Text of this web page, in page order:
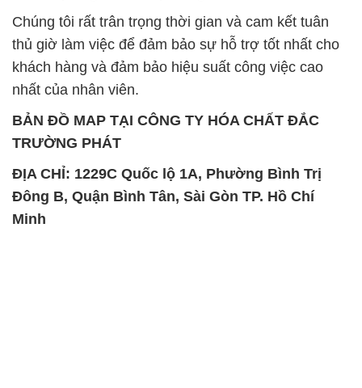
Chúng tôi rất trân trọng thời gian và cam kết tuân
thủ giờ làm việc để đảm bảo sự hỗ trợ tốt nhất cho
khách hàng và đảm bảo hiệu suất công việc cao
nhất của nhân viên.
BẢN ĐỒ MAP TẠI CÔNG TY HÓA CHẤT ĐẮC
TRƯỜNG PHÁT
ĐỊA CHỈ: 1229C Quốc lộ 1A, Phường Bình Trị
Đông B, Quận Bình Tân, Sài Gòn TP. Hồ Chí
Minh